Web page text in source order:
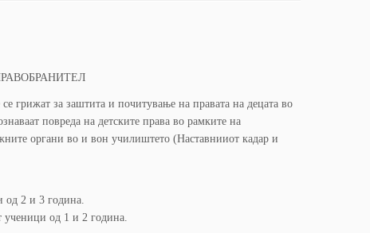
грижат за заштита и почитување на правата на децата во
повреда на детските права во рамките на
органи во и вон училиштето (Наставнииот кадар и
од 2 и 3 година.
ученици од 1 и 2 година.